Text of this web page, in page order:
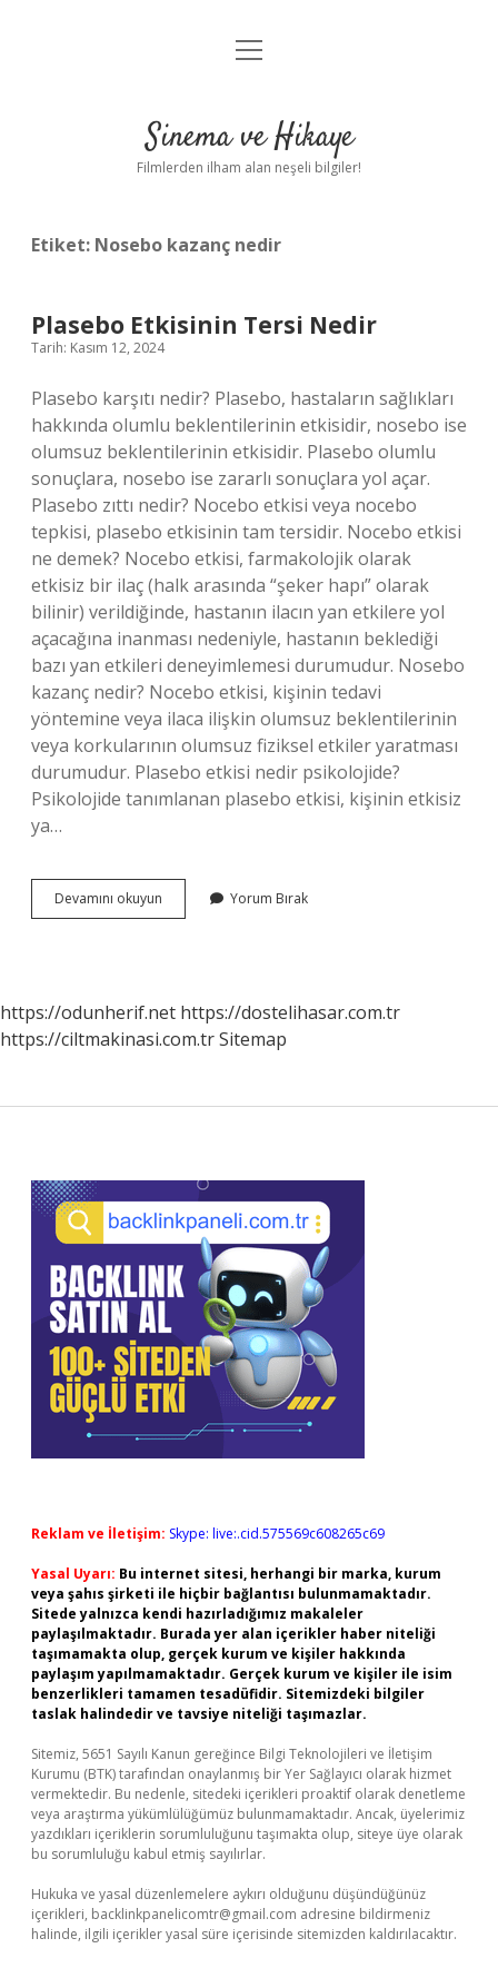
Gizlilik Politikası
Yasal Uyarı
menüyü
Sinema ve Hikaye
Filmlerden ilham alan neşeli bilgiler!
Etiket: Nosebo kazanç nedir
Plasebo Etkisinin Tersi Nedir
Tarih: Kasım 12, 2024
Plasebo karşıtı nedir? Plasebo, hastaların sağlıkları
hakkında olumlu beklentilerinin etkisidir, nosebo ise
olumsuz beklentilerinin etkisidir. Plasebo olumlu
sonuçlara, nosebo ise zararlı sonuçlara yol açar.
Plasebo zıttı nedir? Nocebo etkisi veya nocebo
tepkisi, plasebo etkisinin tam tersidir. Nocebo etkisi
ne demek? Nocebo etkisi, farmakolojik olarak
etkisiz bir ilaç (halk arasında “şeker hapı” olarak
bilinir) verildiğinde, hastanın ilacın yan etkilere yol
açacağına inanması nedeniyle, hastanın beklediği
bazı yan etkileri deneyimlemesi durumudur. Nosebo
kazanç nedir? Nocebo etkisi, kişinin tedavi
yöntemine veya ilaca ilişkin olumsuz beklentilerinin
veya korkularının olumsuz fiziksel etkiler yaratması
durumudur. Plasebo etkisi nedir psikolojide?
Psikolojide tanımlanan plasebo etkisi, kişinin etkisiz
ya…
Devamını okuyun Plasebo
Etkisinin
Yorum Bırak
https://odunherif.net https://dostelihasar.com.tr
https://ciltmakinasi.com.trSitemap
Sidebar
Reklam ve İletişim: Skype: live:.cid.575569c608265c69
Yasal Uyarı: Bu internet sitesi, herhangi bir marka, kurum
veya şahıs şirketi ile hiçbir bağlantısı bulunmamaktadır.
Sitede yalnızca kendi hazırladığımız makaleler
paylaşılmaktadır. Burada yer alan içerikler haber niteliği
taşımamakta olup, gerçek kurum ve kişiler hakkında
paylaşım yapılmamaktadır. Gerçek kurum ve kişiler ile isim
benzerlikleri tamamen tesadüfidir. Sitemizdeki bilgiler
taslak halindedir ve tavsiye niteliği taşımazlar.
Sitemiz, 5651 Sayılı Kanun gereğince Bilgi Teknolojileri ve İletişim
Kurumu (BTK) tarafından onaylanmış bir Yer Sağlayıcı olarak hizmet
vermektedir. Bu nedenle, sitedeki içerikleri proaktif olarak denetleme
veya araştırma yükümlülüğümüz bulunmamaktadır. Ancak, üyelerimiz
yazdıkları içeriklerin sorumluluğunu taşımakta olup, siteye üye olarak
bu sorumluluğu kabul etmiş sayılırlar.
Hukuka ve yasal düzenlemelere aykırı olduğunu düşündüğünüz
içerikleri, backlinkpanelicomtr@gmail.com adresine bildirmeniz
halinde, ilgili içerikler yasal süre içerisinde sitemizden kaldırılacaktır.